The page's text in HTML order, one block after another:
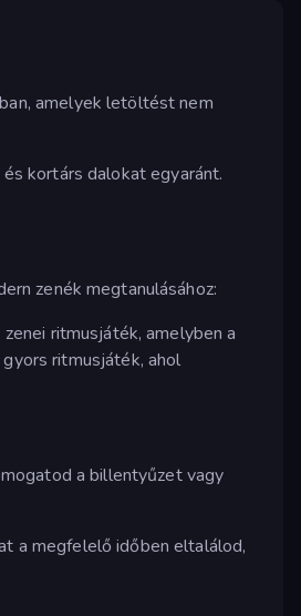
amelyek letöltést nem
kortárs dalokat egyaránt.
zenék megtanulásához:
ritmusjáték, amelyben a
ritmusjáték, ahol
a billentyűzet vagy
a megfelelő időben eltalálod,